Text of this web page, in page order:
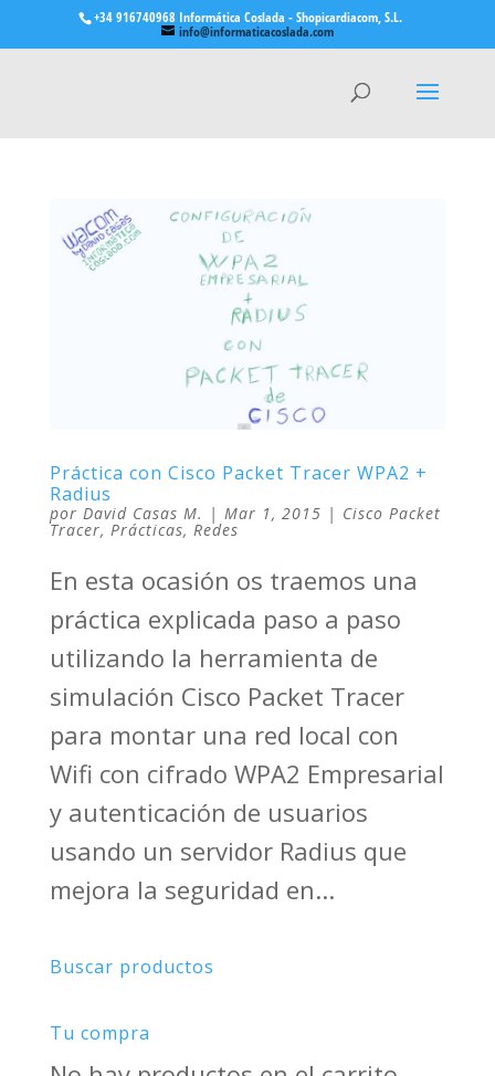
+34 916740968 Informática Coslada - Shopicardiacom, S.L.
info@informaticacoslada.com
Práctica con Cisco Packet Tracer WPA2 +
Radius
por David Casas M. | Mar 1, 2015 | Cisco Packet
Tracer, Prácticas, Redes
En esta ocasión os traemos una
práctica explicada paso a paso
utilizando la herramienta de
simulación Cisco Packet Tracer
para montar una red local con
Wifi con cifrado WPA2 Empresarial
y autenticación de usuarios
usando un servidor Radius que
mejora la seguridad en...
Buscar productos
Tu compra